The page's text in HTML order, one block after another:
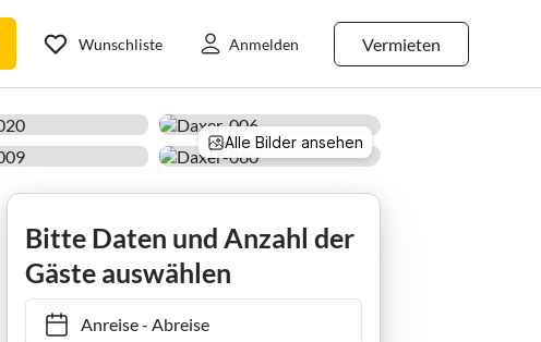
Vermieten
Wunschliste Anmelden
Alle Bilder ansehen
Bitte Daten und Anzahl der
Gäste auswählen
Anreise- Abreise